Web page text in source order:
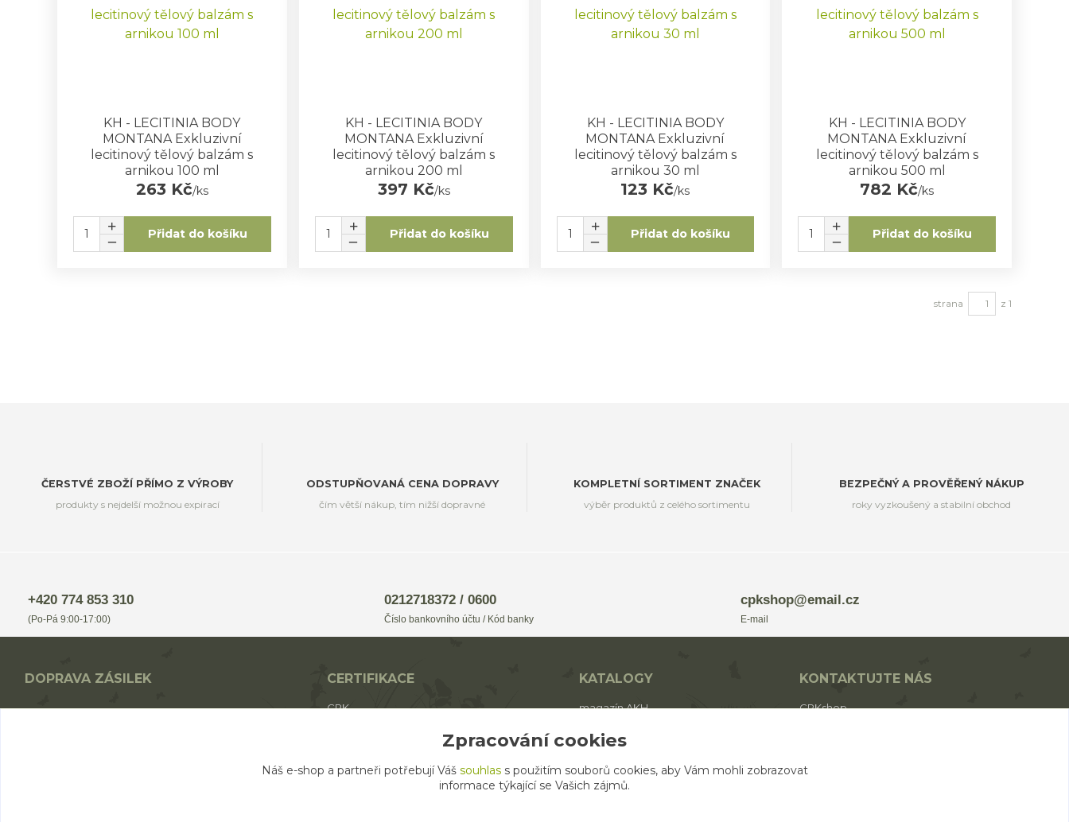
KH - LECITINIA BODY
MONTANA Exkluzivní
lecitinový tělový balzám s
arnikou 100 ml
263 Kč/ks
Přidat do košíku
KH - LECITINIA BODY
MONTANA Exkluzivní
lecitinový tělový balzám s
arnikou 200 ml
397 Kč/ks
Přidat do košíku
KH - LECITINIA BODY
MONTANA Exkluzivní
lecitinový tělový balzám s
arnikou 30 ml
123 Kč/ks
Přidat do košíku
KH - LECITINIA BODY
MONTANA Exkluzivní
lecitinový tělový balzám s
arnikou 500 ml
782 Kč/ks
Přidat do košíku
strana z 1
ČERSTVÉ ZBOŽÍ PŘÍMO Z VÝROBY
produkty s nejdelší možnou expirací
ODSTUPŇOVANÁ CENA DOPRAVY
čím větší nákup, tím nižší dopravné
KOMPLETNÍ SORTIMENT ZNAČEK
výběr produktů z celého sortimentu
BEZPEČNÝ A PROVĚŘENÝ NÁKUP
roky vyzkoušený a stabilní obchod
+420 774 853 310
(Po-Pá 9:00-17:00)
0212718372 / 0600
Číslo bankovního účtu / Kód banky
cpkshop@email.cz
E-mail
DOPRAVA ZÁSILEK CERTIFIKACE
CPK
BIO produkt ECO zemědělství
KATALOGY
magazín AKH
katalog AKH
katalog SALOOS
KONTAKTUJTE NÁS
CPKshop
Zpracování cookies
Náš e-shop a partneři potřebují Váš souhlass použitím souborů cookies, aby Vám mohli zobrazovat
informace týkající se Vašich zájmů.